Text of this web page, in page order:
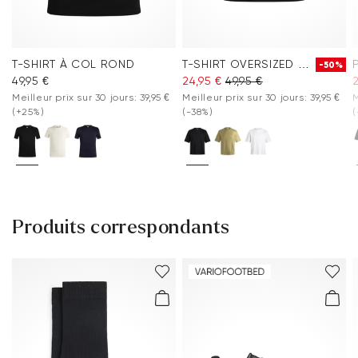
T-SHIRT À COL ROND
49,95 €
Meilleur prix sur 30 jours: 39,95 €
(+25%)
T-SHIRT OVERSIZED À COL ROND -50%
24,95 € 49,95 €
Meilleur prix sur 30 jours: 39,95 €
(-38%)
Produits correspondants